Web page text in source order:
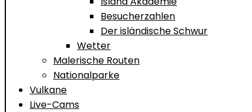
Besucherzahlen
Der isländische Schwur
Wetter
Malerische Routen
Nationalparke
Vulkane
Live-Cams